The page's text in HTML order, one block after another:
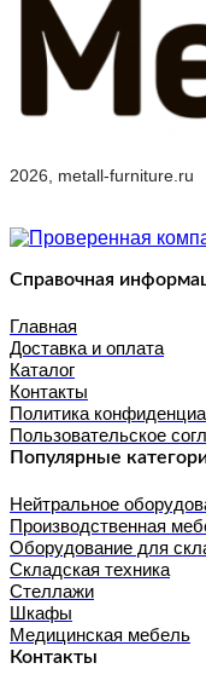
2026, metall-furniture.ru
Справочная
Главная
Доставка и оплата
Каталог
Контакты
Политика
Пользовательское
Популярные
Нейтральное
Производственная
Оборудование для
Складская техника
Стеллажи
Шкафы
Медицинская мебель
Контакты